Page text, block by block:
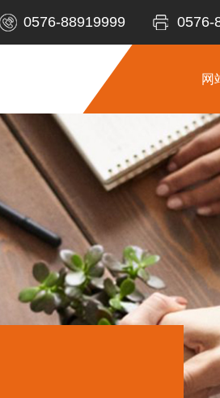
0576-88919999 0576-
网